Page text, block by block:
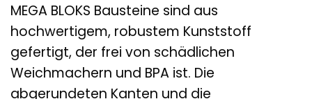
MEGA BLOKS Bausteine sind aus
hochwertigem, robustem Kunststoff
gefertigt, der frei von schädlichen
Weichmachern und BPA ist. Die
abgerundeten Kanten und die